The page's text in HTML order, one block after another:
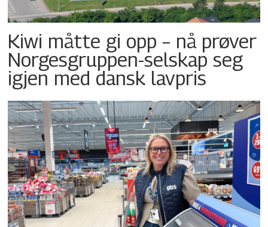
Kiwi måtte gi opp – nå prøver
Norgesgruppen-selskap seg
igjen med dansk lavpris